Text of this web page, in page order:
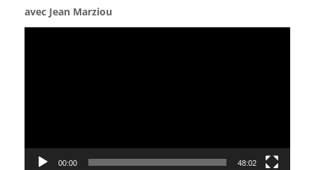
avec Jean Marziou
Lecteur
00:00 48:02